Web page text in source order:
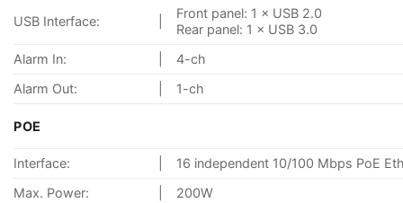
USB Interface:
Front panel: 1 × USB 2.0
Rear panel: 1 × USB 3.0
Alarm In:
4-ch
Alarm Out:
1-ch
POE
Interface:
16 independent 10/100 Mbps PoE
Max. Power:
200W